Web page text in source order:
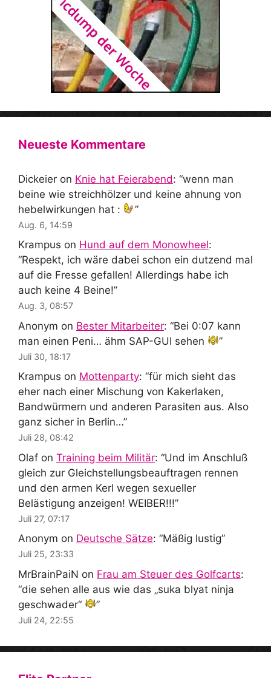
Neueste Kommentare
Dickeier on Knie hat Feierabend: “wenn man
beine wie streichhölzer und keine ahnung von
hebelwirkungen hat :
”
Aug. 6, 14:59
Krampus on Hund auf dem Monowheel:
“Respekt, ich wäre dabei schon ein dutzend mal
auf die Fresse gefallen! Allerdings habe ich
auch keine 4 Beine!”
Aug. 3, 08:57
Anonym on Bester Mitarbeiter: “Bei 0:07 kann
man einen Peni… ähm SAP-GUI sehen
”
Juli 30, 18:17
Krampus on Mottenparty: “für mich sieht das
eher nach einer Mischung von Kakerlaken,
Bandwürmern und anderen Parasiten aus. Also
ganz sicher in Berlin…”
Juli 28, 08:42
Olaf on Training beim Militär: “Und im Anschluß
gleich zur Gleichstellungsbeauftragen rennen
und den armen Kerl wegen sexueller
Belästigung anzeigen! WEIBER!!!”
Juli 27, 07:17
Anonym on Deutsche Sätze: “Mäßig lustig”
Juli 25, 23:33
MrBrainPaiN on Frau am Steuer des Golfcarts:
“die sehen alle aus wie das „suka blyat ninja
geschwader“
”
Juli 24, 22:55